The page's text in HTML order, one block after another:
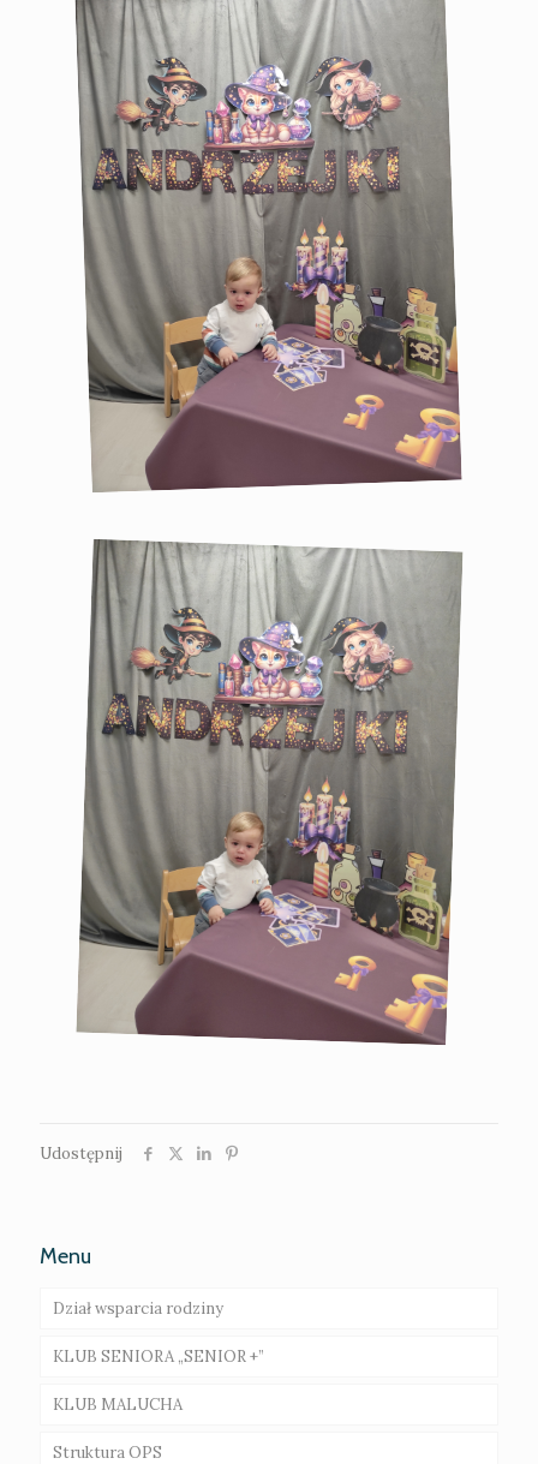
Udostępnij
Menu
Dział wsparcia rodziny
Rodziny wspierające – ogłoszenie o naborze
Asystent rodziny
Gminna Komisja Rozwiązywania Problemów
KLUB SENIORA „SENIOR +”
Galeria
KLUB MALUCHA
Galeria
Struktura OPS